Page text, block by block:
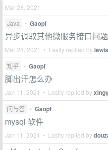
Mar 28, 2021
Java
• Gaopf
异步调取其他微服务接口问
Mar 28, 2021 • Lastly replied by
知乎 • Gaopf
脚出汗怎么办
Jan 11, 2021 • Lastly replied by
问与答 • Gaopf
mysql 软件
Jan 11, 2021 • Lastly replied by